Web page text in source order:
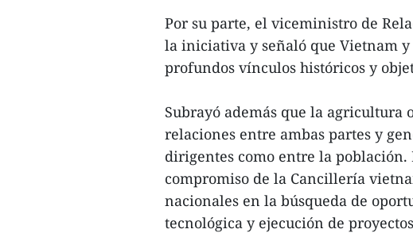
Por su parte, el viceministro de
la iniciativa y señaló que Vietnam
profundos vínculos históricos y
Subrayó además que la agricultura
relaciones entre ambas partes y
dirigentes como entre la
compromiso de la Cancillería
nacionales en la búsqueda de
tecnológica y ejecución de